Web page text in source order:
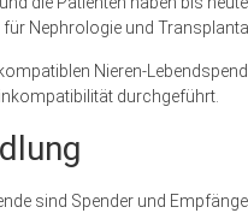
für Nephrologie und
Nieren-
durchgeführt.
sind Spender und